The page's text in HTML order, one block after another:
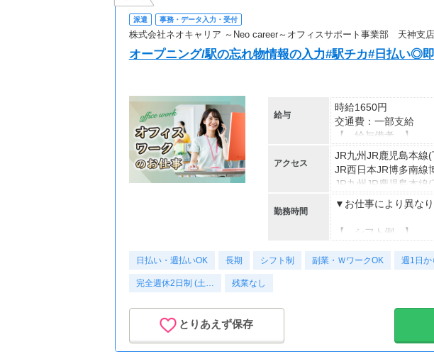
派遣 事務・データ入力・受付
株式会社ネオキャリア ～Neo career～オフィスサポート事業部 天神支
オープニング/駅の忘れ物情報の入力#駅チカ#日払い◎
給与
時給1650円
交通費：一部支給
【 給与備考 】
◎日払いOK
お給料発生後にケー
自分の好きなタイミ
※規定あり
★すべてのお仕事で
※規定あり
アクセス
JR九州JR鹿児島本線
JR西日本JR博多南線
JR九州JR鹿児島本線
勤務時間
▼お仕事により異な
【 シフト例 】
9~18時
■9～21時の間で1日
日払い・週払いOK 長期 シフト制 副業・ＷワークOK 週1日か
完全週休2日制 (土… 残業なし
とりあえず保存